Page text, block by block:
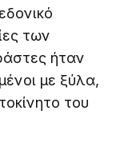
των
ήταν
με ξύλα,
του